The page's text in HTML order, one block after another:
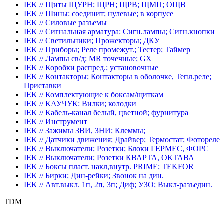
IEK // Щиты ЩУРН; ЩРН; ЩРВ; ЩМП; ОЩВ
IEK // Шины: соединит; нулевые; в корпусе
IEK // Силовые разъемы
IEK // Сигнальная арматура: Сигн.лампы; Сигн.кнопки
IEK // Светильники; Прожекторы; ДКУ
IEK // Приборы; Реле промежут.; Тестер; Таймер
IEK // Лампы св/д; MR точечные; GX
IEK // Коробки распред.; установочные
IEK // Контакторы; Контакторы в оболочке, Тепл.реле;
Приставки
IEK // Комплектующие к боксам/щиткам
IEK // КАУЧУК: Вилки; колодки
IEK // Кабель-канал белый, цветной; фурнитура
IEK // Инструмент
IEK // Зажимы ЗВИ, ЗНИ; Клеммы;
IEK // Датчики движения; Драйвер; Термостат; Фотореле
IEK // Выключатели; Розетки; Блоки ГЕРМЕС, ФОРС
IEK // Выключатели; Розетки КВАРТА, ОКТАВА
IEK // Боксы пласт. накл,внутр. PRIME; TEKFOR
IEK // Бирки; Дин-рейки; Звонок на дин.
IEK // Авт.выкл. 1п, 2п, 3п; Диф; УЗО; Выкл-разъедин.
TDM